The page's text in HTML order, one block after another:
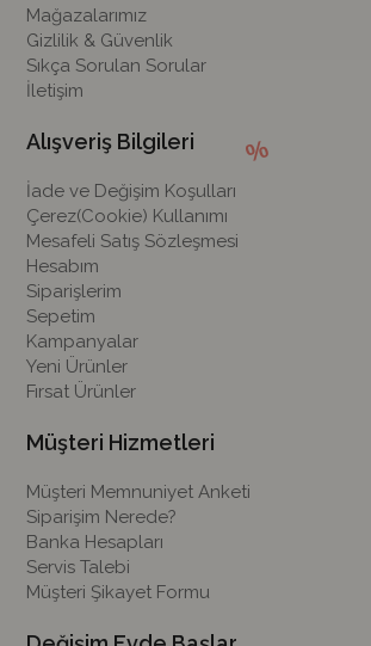
Mağazalarımız
Gizlilik & Güvenlik
Sıkça Sorulan Sorular
İletişim
Alışveriş Bilgileri
İade ve Değişim Koşulları
Çerez(Cookie) Kullanımı
Mesafeli Satış Sözleşmesi
Hesabım
Siparişlerim
Sepetim
Kampanyalar
Yeni Ürünler
Fırsat Ürünler
Müşteri Hizmetleri
Müşteri Memnuniyet Anketi
Siparişim Nerede?
Banka Hesapları
Servis Talebi
Müşteri Şikayet Formu